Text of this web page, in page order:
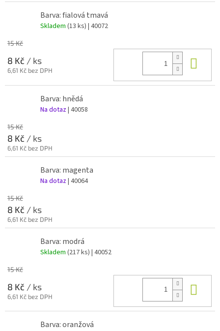
Barva: fialová tmavá
Skladem (13 ks) | 40072
15 Kč
8 Kč / ks
6,61 Kč bez DPH
Barva: hnědá
Na dotaz| 40058
15 Kč
8 Kč / ks
6,61 Kč bez DPH
Barva: magenta
Na dotaz| 40064
15 Kč
8 Kč / ks
6,61 Kč bez DPH
Barva: modrá
Skladem (217 ks) | 40052
15 Kč
8 Kč / ks
6,61 Kč bez DPH
Barva: oranžová